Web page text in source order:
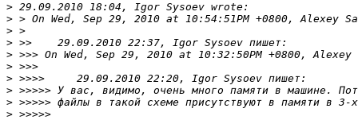
>
>
>
>
>
>
>
>
>
>